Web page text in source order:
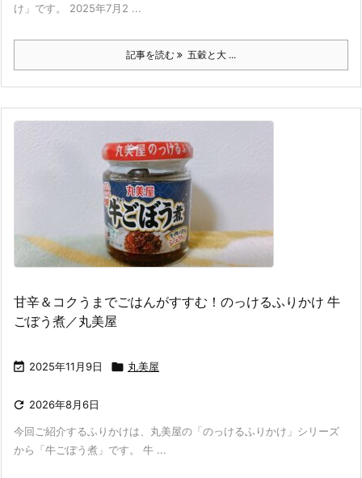
け」です。 2025年7月2 ...
記事を読む 五穀と大 ...
甘辛＆コクうまでごはんがすすむ！のっけるふりかけ 牛
ごぼう煮／丸美屋
 2025年11月9日  丸美屋
 2026年8月6日
今回ご紹介するふりかけは、丸美屋の「のっけるふりかけ」シリーズ
から「牛ごぼう煮」です。 牛 ...